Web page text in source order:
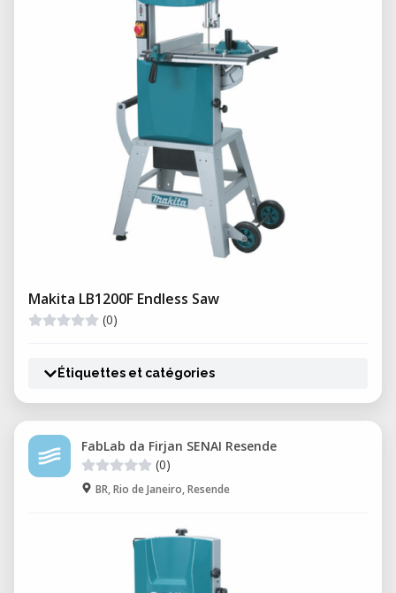
Makita LB1200F Endless Saw
(0)
Étiquettes et catégories
FabLab da Firjan SENAI Resende
(0)
BR, Rio de Janeiro, Resende